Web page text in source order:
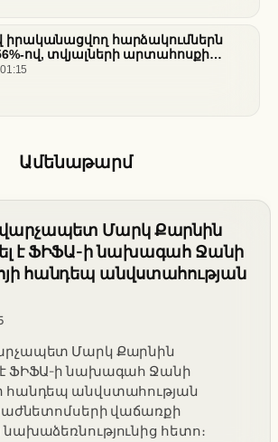
իրականացվող հարձակումներն
ով, տվյալների արտահոսքի
են ռեկորդային մակարդակի
Ամենաթարմ
Մարկ Քարնին
է ՖԻՖԱ-ի նախագահ Ջանի
հանդեպ անվստահության
Մարկ Քարնին
ՖԻՖԱ-ի նախագահ Ջանի
հանդեպ անվստահության
վաճառքի
հետո։